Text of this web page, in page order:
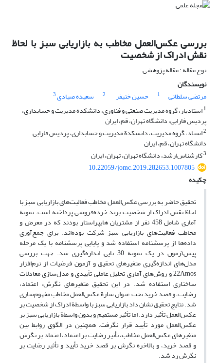
بررسی عکس‌العمل مخاطب به بازاریابی سبز با لحاظ
نقش ادراک از شخصیت
نوع مقاله : مقاله پژوهشی
نویسندگان
مرتضی سلطانی
1 حسین خنیفر 2 سعیده صیادی3
1استادیار، گروه مدیریت صنعتی و فناوری، دانشکدة مدیریت و حسابداری،
پردیس فارابی، دانشگاه تهران، قم، ایران
2استاد، گروه مدیریت، دانشکدة مدیریت و حسابداری، پردیس فارابی
دانشگاه تهران، قم، ایران
3کارشناس‌ارشد، دانشگاه تهران، تهران، ایران
10.22059/jomc.2019.282653.1007805
چکیده
تحقیق حاضر به بررسی عکس‌العمل مخاطب فعالیت‌های بازاریابی سبز با
لحاظ نقش ادراک از شخصیت برند خرده‌فروشی پرداخته است. نمونة
آماری شامل 458 نفر از مشتریان هایپراستار بودند که در معرض و
مخاطب فعالیت‌های بازاریابی سبز شرکت بوده‌اند. برای جمع‌آوری
داده‌ها از پرسشنامه استفاده شد و پایایی پرسشنامه با یک مرحله
پیش‌آزمون در یک نمونة 30 تایی ‌اندازه‌گیری شد. جهت بررسی
مدل‌های ‌اندازه‌گیری متغیرهای تحقیق و آزمون فرضیات از نرم‌افزار
22Amos و روش‌های آماری تحلیل عاملی تأییدی و ‌مدل‌سازی معادلات
ساختاری استفاده شد. در این تحقیق متغیرهای نگرش، اعتماد،
رضایت، و قصد خرید تحت عنوان سازة عکس‌العمل مخاطب ‌مفهوم‌سازی
شد. نتایج تحقیق نشان داد بازاریابی سبز با واسطة ادراک از شخصیت بر
عکس‌العمل ‌تأثیر دارد. اما ‌تأثیر مستقیم و بدون واسطة بازاریابی سبز بر
عکس‌العمل مورد تأیید قرار نگرفت. همچنین در الگوی روابط بین
متغیرهای عکس‌العمل مخاطب، ‌تأثیر رضایت بر اعتماد، اعتماد بر نگرش
و قصد خرید، و بالاخره نگرش بر قصد خرید تأیید و ‌تأثیر رضایت بر
نگرش رد شد.